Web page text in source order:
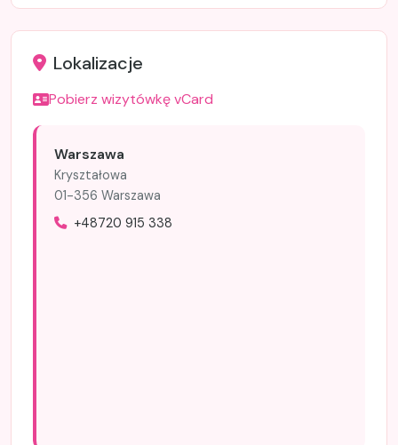
Lokalizacje
Pobierz wizytówkę vCard
Warszawa
Kryształowa
01-356 Warszawa
+48720 915 338